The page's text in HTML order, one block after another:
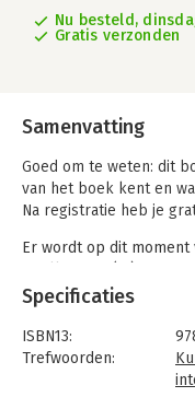
Nu besteld,
Gratis verzonden
Samenvatting
Goed om te weten: dit
van het boek kent en
Na registratie heb je
Er wordt op dit
met AI en machine
werk. Je kunt
tekst wijzigt in Word,
krantenkoppen
van tientallen
Specificaties
ISBN13:
Trefwoorden: